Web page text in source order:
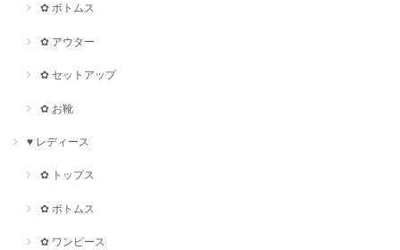
✿ ボトムス
✿ アウター
✿ セットアップ
✿ お靴
♥ レディース
✿ トップス
✿ ボトムス
✿ ワンピース